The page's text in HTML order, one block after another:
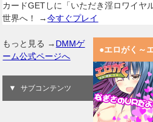
カードGETしに「いただき淫ロワイヤ
世界へ！ →今すぐプレイ
●エロがく～
もっと見る → DMMゲ
ーム公式ページへ
サブコンテンツ